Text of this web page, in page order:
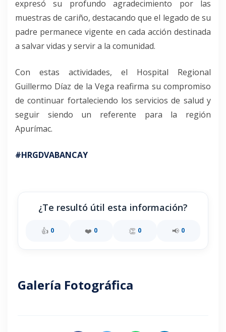
expresó su profundo agradecimiento por las
muestras de cariño, destacando que el legado de su
padre permanece vigente en cada acción destinada
a salvar vidas y servir a la comunidad.
Con estas actividades, el Hospital Regional
Guillermo Díaz de la Vega reafirma su compromiso
de continuar fortaleciendo los servicios de salud y
seguir siendo un referente para la región
Apurímac.
#HRGDVABANCAY
¿Te resultó útil esta información?
👍 0 ❤️ 0 👏 0 📢 0
Galería Fotográfica